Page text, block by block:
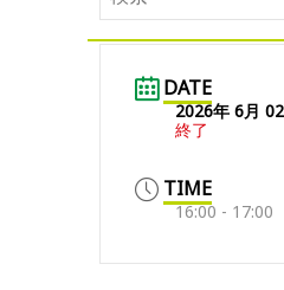
DATE
2026年 6月 02
終了
TIME
16:00 - 17:00